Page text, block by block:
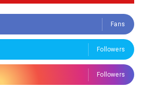
Fans
Followers
Followers